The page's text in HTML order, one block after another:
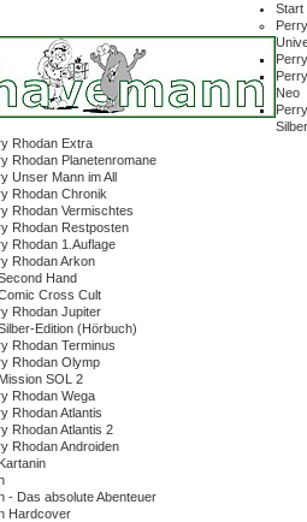
Start
Neo
Rhodan Extra
Rhodan Planetenromane
Unser Mann im All
Rhodan Chronik
Rhodan Vermischtes
Rhodan Restposten
Rhodan 1.Auflage
Rhodan Arkon
Hand
Cross Cult
Rhodan Jupiter
Edition (Hörbuch)
Rhodan Terminus
Rhodan Olymp
SOL 2
Rhodan Wega
Rhodan Atlantis
Rhodan Atlantis 2
Rhodan Androiden
- Das absolute Abenteuer
Hardcover